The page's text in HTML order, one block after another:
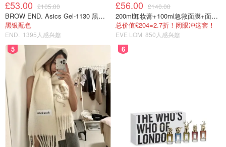
£53.00 £105.00
BROW END. Asics Gel-1130 黑色运动鞋
黑银配色
END. 1395人感兴趣
£56.00 £140.00
200ml卸妆膏+100ml急救面膜+面霜+洁颜布
总价值£204=2.7折！闭眼冲这套！
EVE LOM 850人感兴趣
5 6